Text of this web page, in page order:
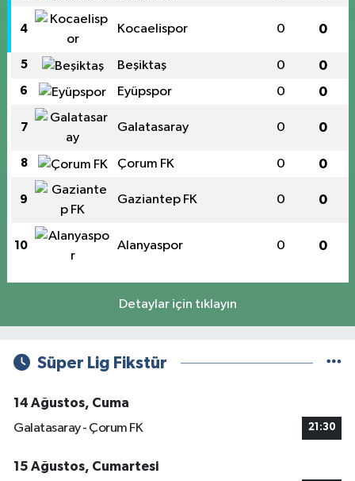
4 Kocaelispor 0 0
5 Beşiktaş 0 0
6 Eyüpspor 0 0
7 Galatasaray 0 0
8 Çorum FK 0 0
9 Gaziantep FK 0 0
10 Alanyaspor 0 0
Detaylar için tıklayın
Süper Lig Fikstür
14 Ağustos, Cuma
Galatasaray - Çorum FK
21:30
15 Ağustos, Cumartesi